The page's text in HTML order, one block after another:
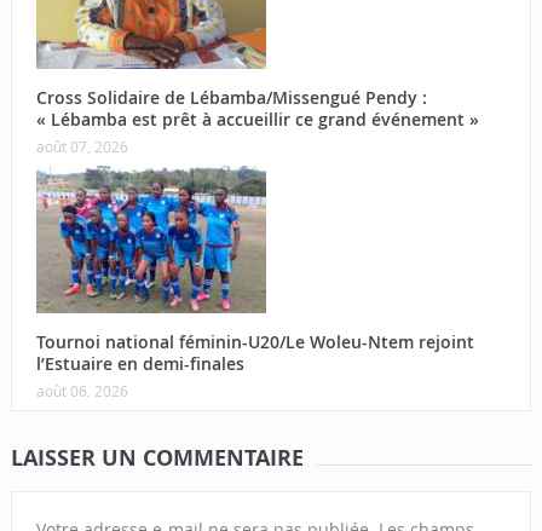
Cross Solidaire de Lébamba/Missengué Pendy :
« Lébamba est prêt à accueillir ce grand événement »
août 07, 2026
Tournoi national féminin-U20/Le Woleu-Ntem rejoint
l’Estuaire en demi-finales
août 06, 2026
LAISSER UN COMMENTAIRE